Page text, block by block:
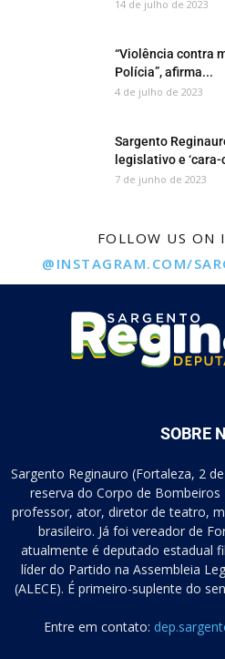
14 de julho de 2023
“Violência contra
Polícia”, afirma...
4 de julho de 2023
Sargento
legislativo e
7 de junho de 2023
FOLLOW US ON
@INSTAGRAM.COM/
SOBRE
Sargento Reginauro (Fortaleza, 2
reserva do Corpo de Bombeiros
professor, ator, diretor de teatro,
brasileiro. Já foi vereador de
atualmente é deputado estadual
líder do Partido na Assembleia
(ALECE). É primeiro-suplente do
Entre em contato: